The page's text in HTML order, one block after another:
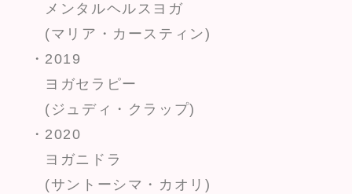
メンタルヘルスヨガ
(マリア・カースティン)
・2019
ヨガセラピー
(ジュディ・クラップ)
・2020
ヨガニドラ
(サントーシマ・カオリ)